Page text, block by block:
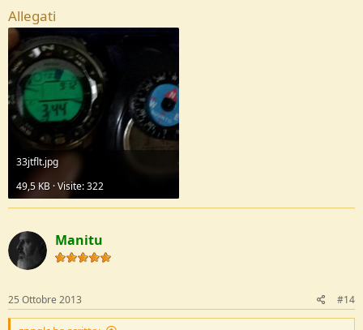
Allegati
33jtflt.jpg
49,5 KB · Visite: 322
Manitu
25 Ottobre 2013 #14